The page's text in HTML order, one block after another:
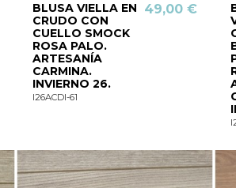
BLUSA VIELLA EN
CRUDO CON
CUELLO SMOCK
ROSA PALO.
ARTESANÍA
CARMINA.
INVIERNO 26.
I26ACDI-61
49,00 €